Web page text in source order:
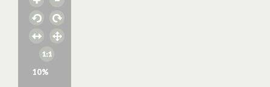
10%